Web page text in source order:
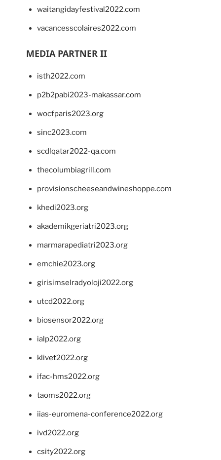
waitangidayfestival2022.com
vacancesscolaires2022.com
MEDIA PARTNER II
isth2022.com
p2b2pabi2023-makassar.com
wocfparis2023.org
sinc2023.com
scdlqatar2022-qa.com
thecolumbiagrill.com
provisionscheeseandwineshoppe.com
khedi2023.org
akademikgeriatri2023.org
marmarapediatri2023.org
emchie2023.org
girisimselradyoloji2022.org
utcd2022.org
biosensor2022.org
ialp2022.org
klivet2022.org
ifac-hms2022.org
taoms2022.org
iias-euromena-conference2022.org
ivd2022.org
csity2022.org